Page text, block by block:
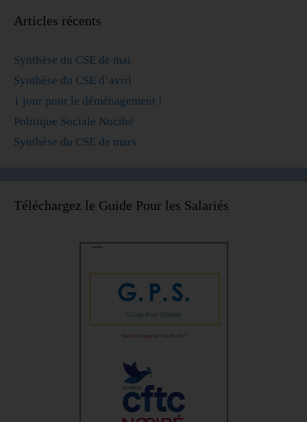
Articles récents
Synthèse du CSE de mai
Synthèse du CSE d’avril
1 jour pour le déménagement !
Politique Sociale Nocibé
Synthèse du CSE de mars
Téléchargez le Guide Pour les Salariés